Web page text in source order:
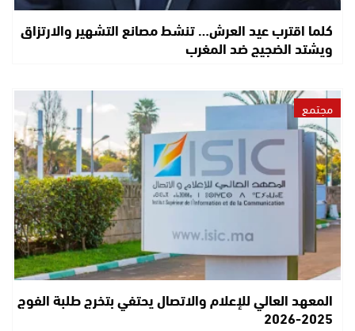
كلما اقترب عيد العرش… تنشط مصانع التشهير والارتزاق
ويشتد الضجيج ضد المغرب
مجتمع
المعهد العالي للإعلام والاتصال يحتفي بتخرج طلبة الفوج
2025-2026